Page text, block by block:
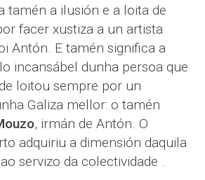
tamén a ilusión e a loita de
facer xustiza a un artista
Antón. E tamén significa a
incansábel dunha persoa que
loitou sempre por un
Galiza mellor: o tamén
, irmán de Antón. O
adquiriu a dimensión daquila
servizo da colectividade .